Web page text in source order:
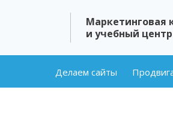
Маркетинговая
и учебный центр
Делаем сайты